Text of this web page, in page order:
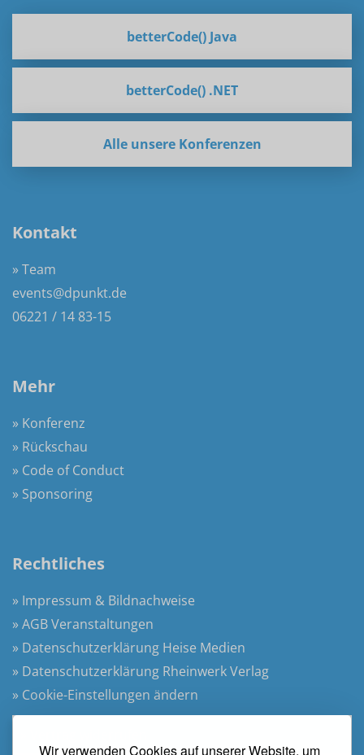
Wir verwenden Cookies auf unserer Website, um
betterCode() Java
betterCode() .NET
Alle unsere Konferenzen
Kontakt
» Team
events@dpunkt.de
06221 / 14 83-15
Mehr
» Konferenz
» Rückschau
» Code of Conduct
» Sponsoring
Rechtliches
» Impressum & Bildnachweise
» AGB Veranstaltungen
» Datenschutzerklärung Heise Medien
» Datenschutzerklärung Rheinwerk Verlag
» Cookie-Einstellungen ändern